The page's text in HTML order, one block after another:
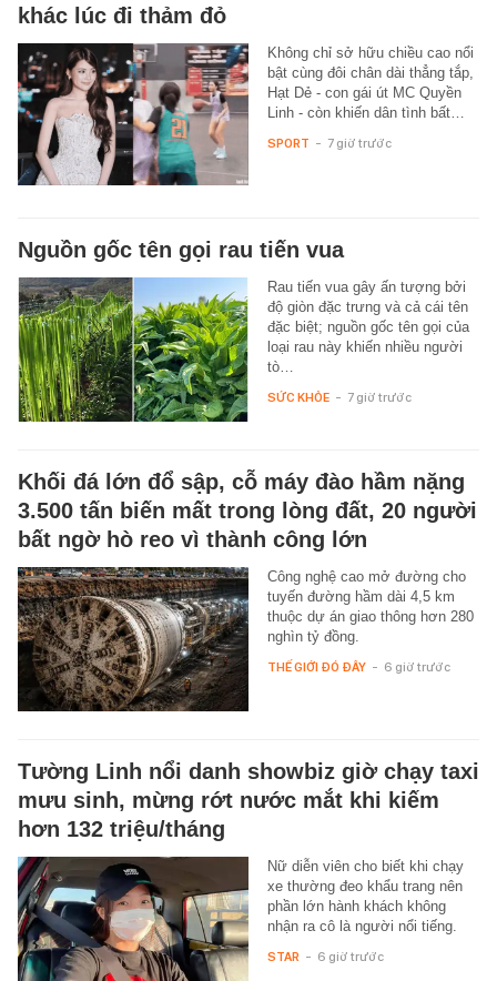
khác lúc đi thảm đỏ
Không chỉ sở hữu chiều cao nổi
bật cùng đôi chân dài thẳng tắp,
Hạt Dẻ - con gái út MC Quyền
Linh - còn khiến dân tình bất…
SPORT - 7 giờ trước
Nguồn gốc tên gọi rau tiến vua
Rau tiến vua gây ấn tượng bởi
độ giòn đặc trưng và cả cái tên
đặc biệt; nguồn gốc tên gọi của
loại rau này khiến nhiều người
tò…
SỨC KHỎE - 7 giờ trước
Khối đá lớn đổ sập, cỗ máy đào hầm nặng
3.500 tấn biến mất trong lòng đất, 20 người
bất ngờ hò reo vì thành công lớn
Công nghệ cao mở đường cho
tuyến đường hầm dài 4,5 km
thuộc dự án giao thông hơn 280
nghìn tỷ đồng.
THẾ GIỚI ĐÓ ĐÂY - 6 giờ trước
Tường Linh nổi danh showbiz giờ chạy taxi
mưu sinh, mừng rớt nước mắt khi kiếm
hơn 132 triệu/tháng
Nữ diễn viên cho biết khi chạy
xe thường đeo khẩu trang nên
phần lớn hành khách không
nhận ra cô là người nổi tiếng.
STAR - 6 giờ trước